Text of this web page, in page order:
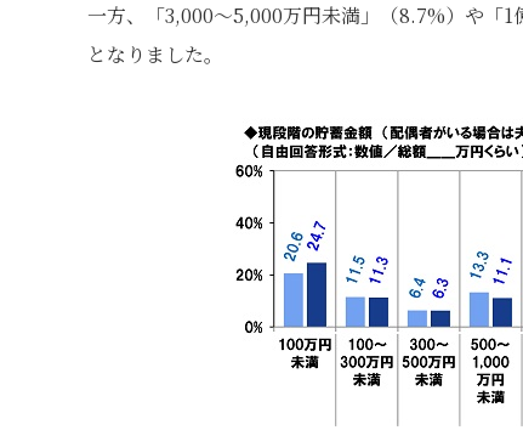
一方、「3,000～5,000万円未満」（8.7%）や「
となりました。